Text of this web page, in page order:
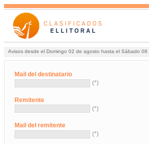
Avisos desde el Domingo 02 de agosto hasta el Sábado
Mail del destinatario
(*)
Remitente
(*)
Mail del remitente
(*)